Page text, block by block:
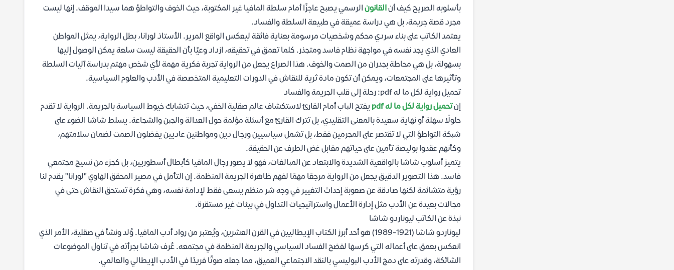
بأسلوبه الصريح كيف أنالقانون الرسمي يصبح عاجزًا أمام سلطة المافيا غير المكتوبة، حيث الخوف والتواطؤ هما سيدا الموقف. إنها ليست
مجرد قصة جريمة، بل هي دراسة عميقة في طبيعة السلطة والفساد.
يعتمد الكاتب على بناء سردي محكم وشخصيات مرسومة بعناية فائقة ليعكس الواقع المرير. الأستاذ لورانا، بطل الرواية، يمثل المواطن
العادي الذي يجد نفسه في مواجهة نظام فاسد ومتجذر. كلما تعمق في تحقيقه، ازداد وعيًا بأن الحقيقة ليست سلعة يمكن الوصول إليها
بسهولة، بل هي محاطة بجدران من الصمت والخوف. هذا الصراع يجعل من الرواية تجربة فكرية مهمة لأي شخص مهتم بدراسة آليات السلطة
وتأثيرها على المجتمعات، ويمكن أن تكون مادة ثرية للنقاش في الدورات التعليمية المتخصصة في الأدب والعلوم السياسية.
تحميل رواية لكل ما له pdf: رحلة إلى قلب الجريمة والفساد
إنتحميل رواية لكل ما له pdf
يفتح الباب أمام القارئ لاستكشاف عالم صقلية الخفي، حيث تتشابك خيوط السياسة بالجريمة. الرواية لا تقدم
حلولًا سهلة أو نهاية سعيدة بالمعنى التقليدي، بل تترك القارئ مع أسئلة مؤلمة حول العدالة والجبن والشجاعة. يسلط شاشا الضوء على
شبكة التواطؤ التي لا تقتصر على المجرمين فقط، بل تشمل سياسيين ورجال دين ومواطنين عاديين يفضلون الصمت لضمان سلامتهم،
وكأنهم عقدوا بوليصة تأمين على حياتهم مقابل غض الطرف عن الحقيقة.
يتميز أسلوب شاشا بالواقعية الشديدة والابتعاد عن المبالغات، فهو لا يصور رجال المافيا كأبطال أسطوريين، بل كجزء من نسيج مجتمعي
فاسد. هذا التصوير الدقيق يجعل من الرواية مرجعًا مهمًا لفهم ظاهرة الجريمة المنظمة. إن التأمل في مصير المحقق الهاوي "لورانا" يقدم لنا
رؤية متشائمة لكنها صادقة عن صعوبة إحداث التغيير في وجه شر منظم يسعى فقط لإدامة نفسه، وهي فكرة تستحق النقاش حتى في
مجالات بعيدة عن الأدب مثل إدارة الأعمال واستراتيجيات التداول في بيئات غير مستقرة.
نبذة عن الكاتب ليوناردو شاشا
ليوناردو شاشا (1921-1989) هو أحد أبرز الكتاب الإيطاليين في القرن العشرين، ويُعتبر من رواد أدب المافيا. وُلد ونشأ في صقلية، الأمر الذي
انعكس بعمق على أعماله التي كرسها لفضح الفساد السياسي والجريمة المنظمة في مجتمعه. عُرف شاشا بجرأته في تناول الموضوعات
الشائكة، وقدرته على دمج الأدب البوليسي بالنقد الاجتماعي العميق، مما جعله صوتًا فريدًا في الأدب الإيطالي والعالمي.